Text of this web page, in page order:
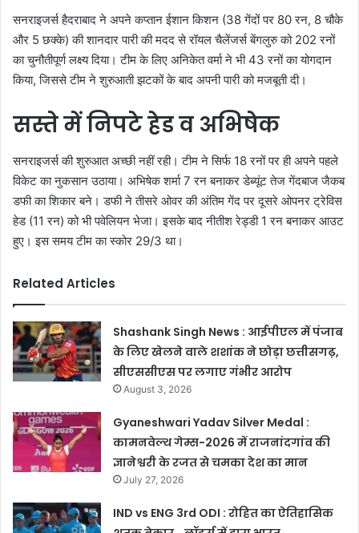
सनराइजर्स हैदराबाद ने अपने कप्तान ईशान किशन (38 गेंदों पर 80 रन, 8 चौके
और 5 छक्के) की शानदार पारी की मदद से रॉयल चैलेंजर्स बेंगलुरु को 202 रनों
का चुनौतीपूर्ण लक्ष्य दिया। टीम के लिए अनिकेत वर्मा ने भी 43 रनों का योगदान
किया, जिससे टीम ने शुरुआती झटकों के बाद अपनी पारी को मजबूती दी।
सस्ते में निपटे हेड व अभिषेक
सनराइजर्स की शुरुआत अच्छी नहीं रही। टीम ने सिर्फ 18 रनों पर ही अपने पहले
विकेट का नुकसान उठाया। अभिषेक शर्मा 7 रन बनाकर डेब्यूंट तेज गेंदबाज जैकब
डफी का शिकार बने। डफी ने तीसरे ओवर की अंतिम गेंद पर दूसरे ओपनर ट्रेविस
हेड (11 रन) को भी पवेलियन भेजा। इसके बाद नीतीश रेड्डी 1 रन बनाकर आउट
हुए। इस समय टीम का स्कोर 29/3 था।
Related Articles
Shashank Singh News : आईपीएल में पंजाब
के लिए खेलने वाले शशांक ने छोड़ा छत्तीसगढ़,
सीएससीएस पर लगाए गंभीर आरोप
August 3, 2026
Gyaneshwari Yadav Silver Medal :
कामनवेल्थ गेम्स-2026 में राजनांदगांव की
ज्ञानेश्वरी के रजत से चमका देश का मान
July 27, 2026
IND vs ENG 3rd ODI : रोहित का ऐतिहासिक